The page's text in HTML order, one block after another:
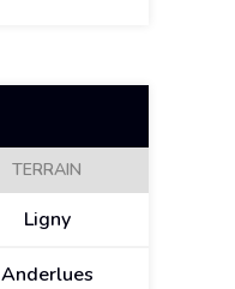
TERRAIN
Ligny
Anderlues